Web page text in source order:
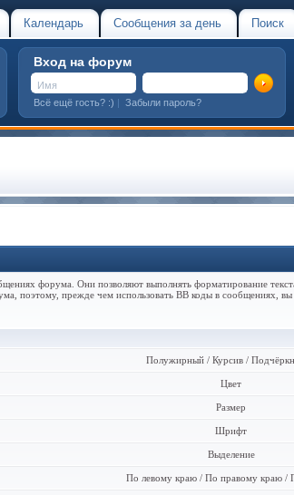
Календарь Сообщения за день Поиск
Вход на форум
Всё ещё гость? :) | Забыли пароль?
форума. Они позволяют выполнять форматирование
поэтому, прежде чем использовать BB коды в сообщениях,
Полужирный / Курсив /
Цвет
Размер
Шрифт
Выделение
По левому краю / По правому краю /